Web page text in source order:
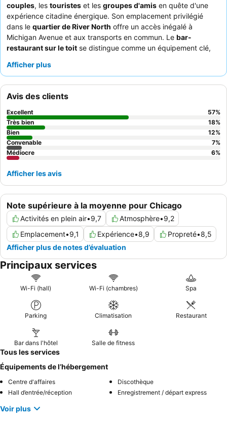
couples, les touristes et les groupes d'amis en quête d'une
expérience citadine énergique. Son emplacement privilégié
dans le quartier de River North offre un accès inégalé à
Michigan Avenue et aux transports en commun. Le bar-
restaurant sur le toit se distingue comme un équipement clé,
vues imprenables sur la ville. Les clients louent constamment le
des éloges pour son atmosphère vibrante et son menu varié.
Pour ceux qui recherchent un séjour plus calme, il est
recommandé de demander une chambre éloignée du bar sur le
toit.
Afficher plus
Note supérieure à la moyenne pour Chicago
Activités en plein air•9,7 Atmosphère•9,2
Emplacement•9,1 Expérience•8,9 Propreté•8,5
Afficher plus de notes d’évaluation
Avis des clients
Excellent 57%
Très bien
18%
Bien
12%
Convenable
7%
Médiocre
6%
Afficher les avis
Principaux services
Wi-Fi (hall) Wi-Fi (chambres) Spa
Parking Climatisation Restaurant
Bar dans l'hôtel Salle de fitness
Tous les services
Équipements de l’hébergement
Centre d'affaires
Discothèque
Hall d’entrée/réception
Enregistrement / départ express
Voir plus